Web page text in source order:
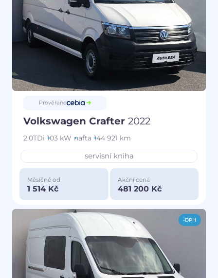
Prověřeno
Volkswagen Crafter 2022
2.0TDi 103 kW nafta 144 921 km
servisní kniha
Měsíčně od
1 514 Kč
Akční cena
481 200 Kč
-DPH